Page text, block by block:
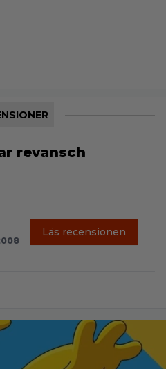
revansch
Läs recensionen